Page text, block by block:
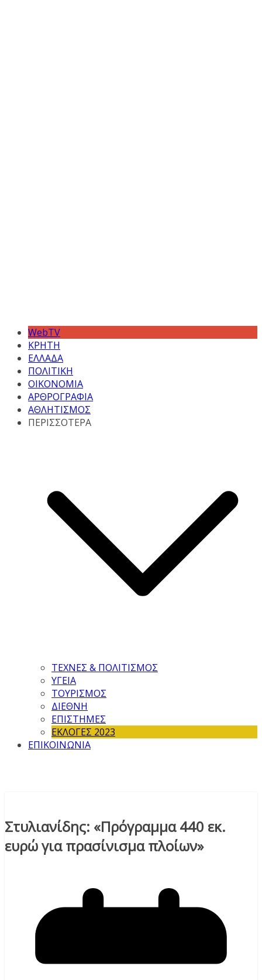
WebTV
ΚΡΗΤΗ
ΕΛΛΑΔΑ
ΠΟΛΙΤΙΚΗ
ΟΙΚΟΝΟΜΙΑ
ΑΡΘΡΟΓΡΑΦΙΑ
ΑΘΛΗΤΙΣΜΟΣ
ΠΕΡΙΣΣΟΤΕΡΑ
ΤΕΧΝΕΣ & ΠΟΛΙΤΙΣΜΟΣ
ΥΓΕΙΑ
ΤΟΥΡΙΣΜΟΣ
ΔΙΕΘΝΗ
ΕΠΙΣΤΗΜΕΣ
ΕΚΛΟΓΕΣ 2023
ΕΠΙΚΟΙΝΩΝΙΑ
Στυλιανίδης: «Πρόγραμμα 440 εκ.
ευρώ για πρασίνισμα πλοίων»